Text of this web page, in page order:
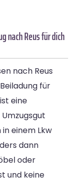
nach Reus für dich
nach Reus
für
eine
einem Lkw
dann
oder
und keine